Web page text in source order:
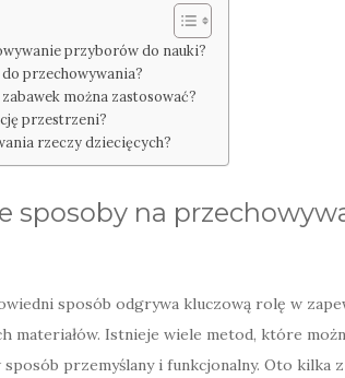
przyborów do nauki?
przechowywania?
można zastosować?
przestrzeni?
rzeczy dziecięcych?
sposoby na
sposób odgrywa kluczową rolę w
materiałów. Istnieje wiele metod, które
przemyślany i funkcjonalny. Oto kilka